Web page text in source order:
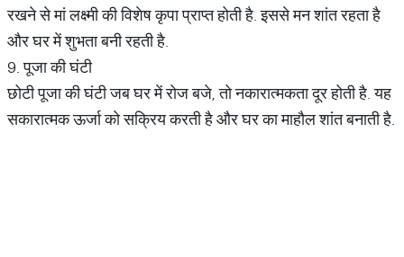
रखने से मां लक्ष्मी की विशेष कृपा प्राप्त होती है. इससे मन शांत रहता है
और घर में शुभता बनी रहती है.
9. पूजा की घंटी
छोटी पूजा की घंटी जब घर में रोज बजे, तो नकारात्मकता दूर होती है. यह
सकारात्मक ऊर्जा को सक्रिय करती है और घर का माहौल शांत बनाती है.